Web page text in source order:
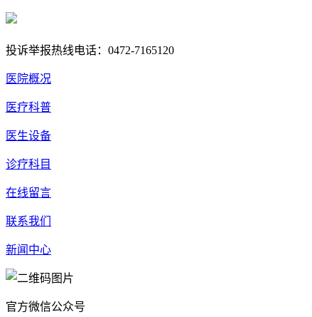
投诉举报热线电话：0472-7165120
医院概况
医疗科普
医生设备
诊疗科目
在线留言
联系我们
新闻中心
官方微信公众号